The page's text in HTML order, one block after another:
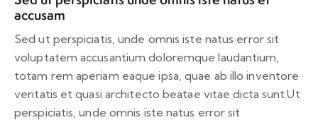
accusam
Sed ut perspiciatis, unde omnis iste natus error sit
voluptatem accusantium doloremque laudantium,
totam rem aperiam eaque ipsa, quae ab illo inventore
veritatis et quasi architecto beatae vitae dicta sunt.Ut
perspiciatis, unde omnis iste natus error sit